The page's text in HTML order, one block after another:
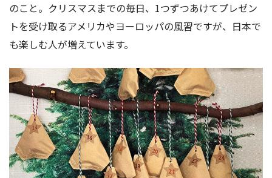
のこと。クリスマスまでの毎日、1つずつあけてプレゼン
トを受け取るアメリカやヨーロッパの風習ですが、日本で
も楽しむ人が増えています。